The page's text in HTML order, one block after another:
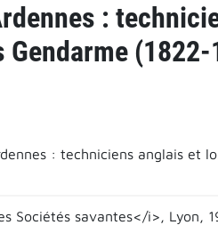
:
: techniciens anglais et
Sociétés savantes</i>, Lyon,